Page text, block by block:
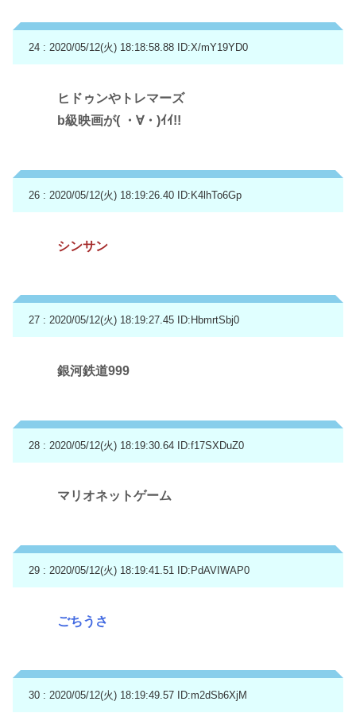
24 : 2020/05/12(火) 18:18:58.88 ID:X/mY19YD0
ヒドゥンやトレマーズ
b級映画が( ・∀・)ｲｲ!!
26 : 2020/05/12(火) 18:19:26.40 ID:K4lhTo6Gp
シンサン
27 : 2020/05/12(火) 18:19:27.45 ID:HbmrtSbj0
銀河鉄道999
28 : 2020/05/12(火) 18:19:30.64 ID:f17SXDuZ0
マリオネットゲーム
29 : 2020/05/12(火) 18:19:41.51 ID:PdAVIWAP0
ごちうさ
30 : 2020/05/12(火) 18:19:49.57 ID:m2dSb6XjM